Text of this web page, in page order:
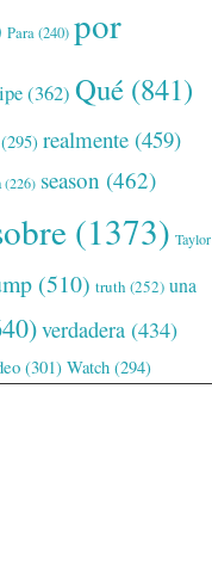
Para(240) por
(362) Qué (841)
(295) realmente (459)
(226) season (462)
(1373) Taylor
(510) truth (252) una
verdadera (434)
(301) Watch (294)